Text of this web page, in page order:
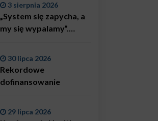
3 sierpnia 2026
„System się zapycha, a
my się wypalamy”.
Bączkowski, mówi
wprost: problemem są
30 lipca 2026
Rekordowe
dofinansowanie
29 lipca 2026